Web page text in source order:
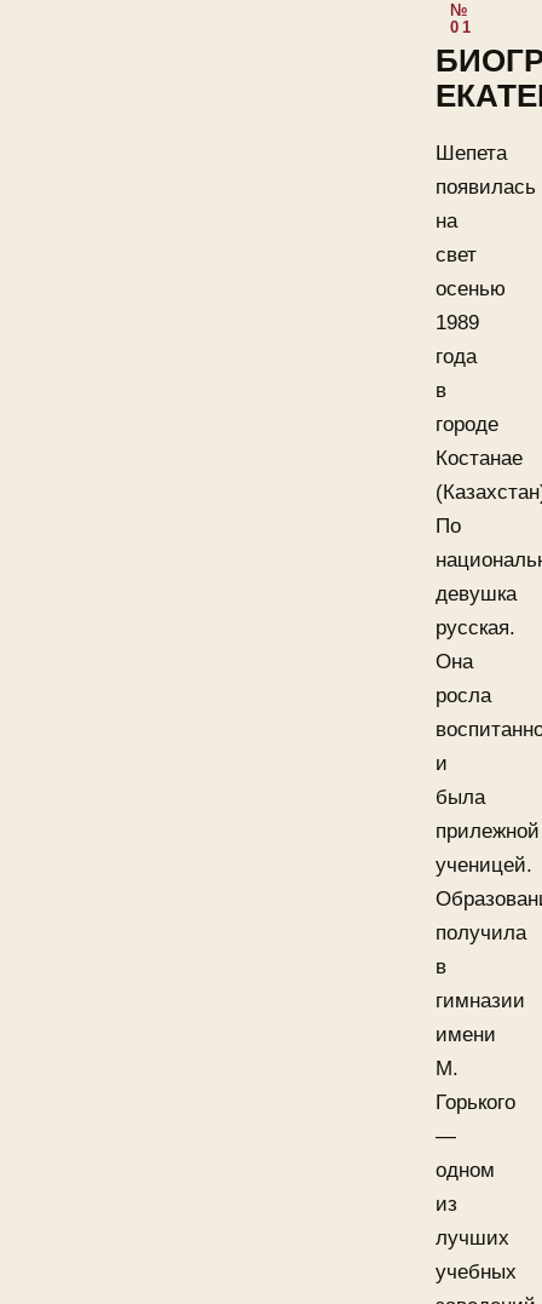
Шепета
появилась
на
свет
осенью
1989
года
в
городе
Костанае
По
девушка
русская.
Она
росла
и
была
прилежной
ученицей.
получила
в
гимназии
имени
М.
Горького
—
одном
из
лучших
учебных